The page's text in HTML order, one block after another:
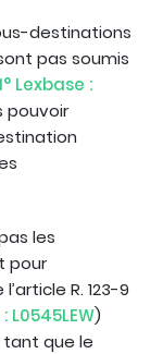
destinations
pas soumis
Lexbase :
pouvoir
les
pour
R. 123-9
L0545LEW)
tant que le